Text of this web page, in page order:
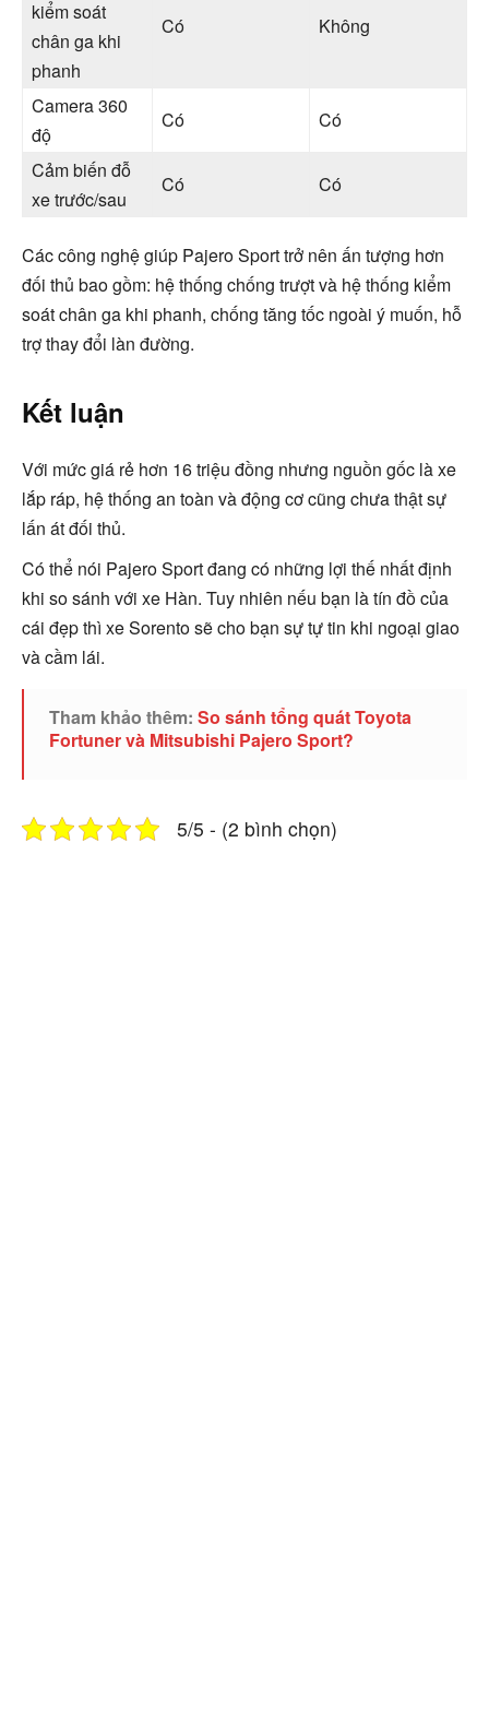
kiểm soát
chân ga khi
phanh
Có Không
Camera 360
độ
Có
Có
Cảm biến đỗ
xe trước/sau
Có Có
Các công nghệ giúp Pajero Sport trở nên ấn tượng hơn
đối thủ bao gồm: hệ thống chống trượt và hệ thống kiểm
soát chân ga khi phanh, chống tăng tốc ngoài ý muốn, hỗ
trợ thay đổi làn đường.
Kết luận
Với mức giá rẻ hơn 16 triệu đồng nhưng nguồn gốc là xe
lắp ráp, hệ thống an toàn và động cơ cũng chưa thật sự
lấn át đối thủ.
Có thể nói Pajero Sport đang có những lợi thế nhất định
khi so sánh với xe Hàn. Tuy nhiên nếu bạn là tín đồ của
cái đẹp thì xe Sorento sẽ cho bạn sự tự tin khi ngoại giao
và cầm lái.
Tham khảo thêm: So sánh tổng quát Toyota
Fortuner và Mitsubishi Pajero Sport?
5/5 - (2 bình chọn)